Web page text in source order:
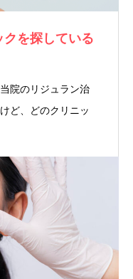
クを探している
院のリジュラン治
ど、どのクリニッ